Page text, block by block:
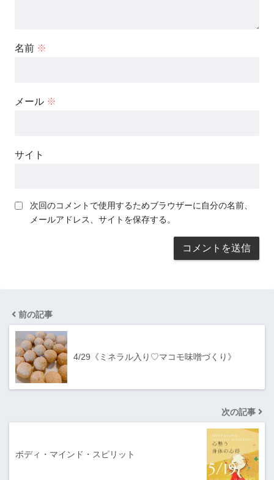
名前 ※
メール ※
サイト
次回のコメントで使用するためブラウザーに自分の名前、
メールアドレス、サイトを保存する。
前の記事
4/29《ミネラル入り♡マコモ味噌づくり》
次の記事
ボディ・マインド・スピリット